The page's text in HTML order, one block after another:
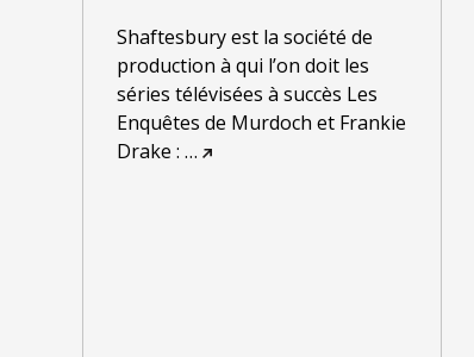
Shaftesbury est la société de
production à qui l’on doit les
séries télévisées à succès Les
Enquêtes de Murdoch et Frankie
Drake : …